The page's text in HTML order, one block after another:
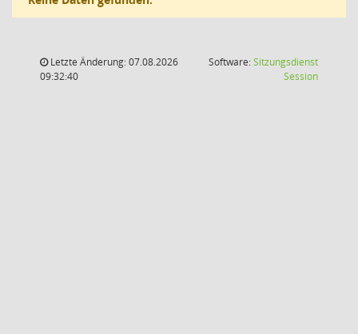
Letzte Änderung: 07.08.2026
09:32:40
Software:Sitzungsdienst
Session(Wird in